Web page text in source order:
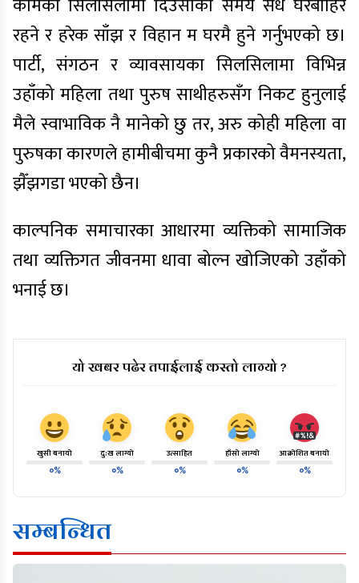
कामका सिलसिलामा दिउँसोको समय सधै घरबाहिर
रहने र हरेक साँझ र विहान म घरमै हुने गर्नुभएको छ।
पार्टी, संगठन र व्यावसायका सिलसिलामा विभिन्न
उहाँको महिला तथा पुरुष साथीहरुसँग निकट हुनुलाई
मैले स्वाभाविक नै मानेको छु तर, अरु कोही महिला वा
पुरुषका कारणले हामीबीचमा कुनै प्रकारको वैमनस्यता,
झैँझगडा भएको छैन।
काल्पनिक समाचारका आधारमा व्यक्तिको सामाजिक
तथा व्यक्तिगत जीवनमा धावा बोल्न खोजिएको उहाँको
भनाई छ।
यो खबर पढेर तपाईलाई कस्तो लाग्यो ?
खुसी बनायो
०%
दु:ख लाग्यो
०%
उत्साहित
०%
हाँसो लाग्यो
०%
आक्रोशित बनायो
०%
सम्बन्धित